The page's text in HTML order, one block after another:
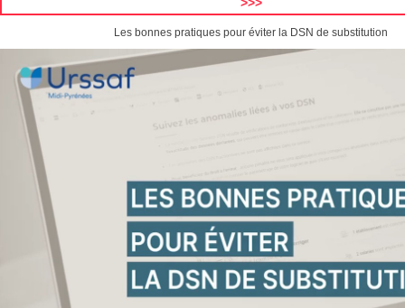
Les bonnes pratiques pour éviter la DSN de substitution